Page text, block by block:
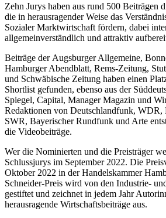
Zehn Jurys haben aus rund 500 Beiträgen
die in herausragender Weise das
Sozialer Marktwirtschaft fördern, dabei
allgemeinverständlich und attraktiv
Beiträge der Augsburger Allgemeine,
Hamburger Abendblatt, Rems-Zeitung,
und Schwäbische Zeitung haben einen
Shortlist gefunden, ebenso aus der
Spiegel, Capital, Manager Magazin und
Redaktionen von Deutschlandfunk, WDR,
SWR, Bayerischer Rundfunk und Arte
die Videobeiträge.
Wer die Nominierten und die Preisträger
Schlussjurys im September 2022. Die
Oktober 2022 in der Handelskammer
Schneider-Preis wird von den Industrie-
gestiftet und zeichnet in jedem Jahr
herausragende Wirtschaftsbeiträge aus.